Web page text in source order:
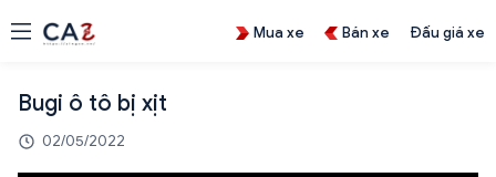
Mua xe Bán xe Đấu giá xe
Bugi ô tô bị xịt
02/05/2022